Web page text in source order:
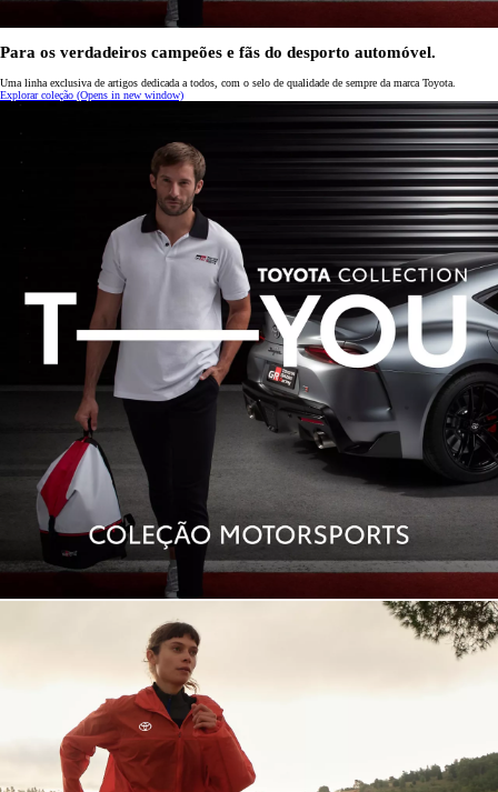
Para os verdadeiros campeões e fãs do desporto automóvel.
Uma linha exclusiva de artigos dedicada a todos, com o selo de qualidade de sempre da marca Toyota.
Explorar coleção (Opens in new window)